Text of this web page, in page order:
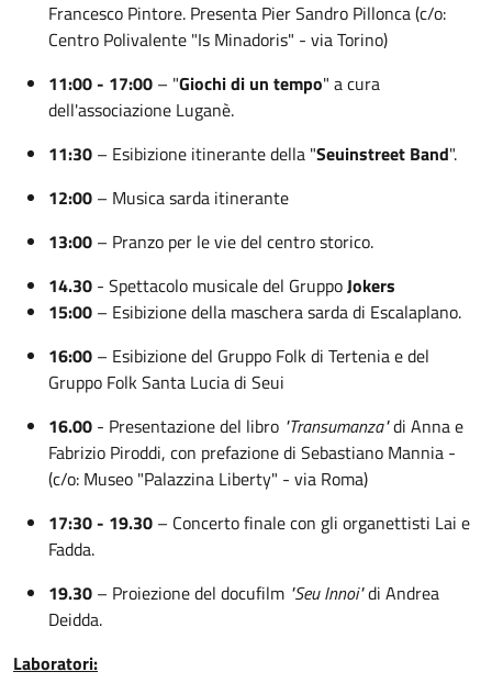
Francesco Pintore. Presenta Pier Sandro Pillonca (c/o:
Centro Polivalente "Is Minadoris" - via Torino)
11:00 - 17:00 – "Giochi di un tempo" a cura
dell'associazione Luganè.
11:30 – Esibizione itinerante della "Seuinstreet Band".
12:00 – Musica sarda itinerante
13:00 – Pranzo per le vie del centro storico.
14.30 - Spettacolo musicale del GruppoJokers
15:00 – Esibizione della maschera sarda di Escalaplano.
16:00 – Esibizione del Gruppo Folk di Tertenia e del
Gruppo Folk Santa Lucia di Seui
16.00 - Presentazione del libro "Transumanza"di Anna e
Fabrizio Piroddi, con prefazione di Sebastiano Mannia -
(c/o: Museo "Palazzina Liberty" - via Roma)
17:30- 19.30 – Concerto finale con gli organettisti Lai e
Fadda.
19.30 – Proiezione del docufilm "Seu Innoi"di Andrea
Deidda.
Laboratori: